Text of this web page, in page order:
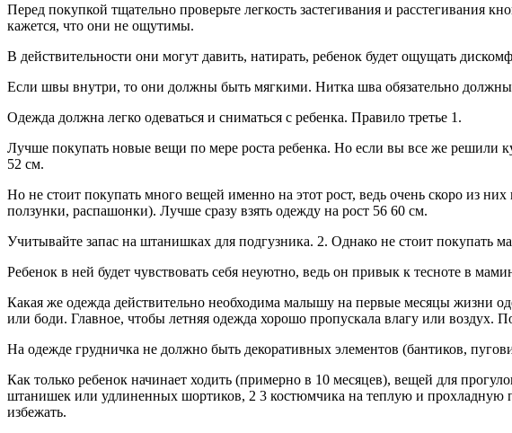
Перед покупкой тщательно проверьте легкость застегивания и расстегивания
кажется, что они не ощутимы.
В действительности они могут давить, натирать, ребенок будет ощущать
Если швы внутри, то они должны быть мягкими. Нитка шва обязательно должны
Одежда должна легко одеваться и сниматься с ребенка. Правило третье 1.
Лучше покупать новые вещи по мере роста ребенка. Но если вы все же решили
52 см.
Но не стоит покупать много вещей именно на этот рост, ведь очень скоро из
ползунки, распашонки). Лучше сразу взять одежду на рост 56 60 см.
Учитывайте запас на штанишках для подгузника. 2. Однако не стоит покупать
Ребенок в ней будет чувствовать себя неуютно, ведь он привык к тесноте в
Какая же одежда действительно необходима малышу на первые месяцы жизни
или боди. Главное, чтобы летняя одежда хорошо пропускала влагу или
На одежде грудничка не должно быть декоративных элементов (бантиков,
Как только ребенок начинает ходить (примерно в 10 месяцев), вещей для
штанишек или удлиненных шортиков, 2 3 костюмчика на теплую и прохладную
избежать.